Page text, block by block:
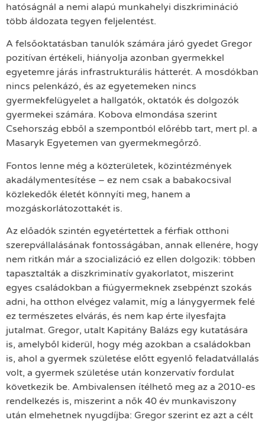
hatóságnál a nemi alapú munkahelyi diszkrimináció
több áldozata tegyen feljelentést.
A felsőoktatásban tanulók számára járó gyedet Gregor
pozitívan értékeli, hiányolja azonban gyermekkel
egyetemre járás infrastrukturális hátterét. A mosdókban
nincs pelenkázó, és az egyetemeken nincs
gyermekfelügyelet a hallgatók, oktatók és dolgozók
gyermekei számára. Kobova elmondása szerint
Csehország ebből a szempontból előrébb tart, mert pl. a
Masaryk Egyetemen van gyermekmegőrző.
Fontos lenne még a közterületek, közintézmények
akadálymentesítése – ez nem csak a babakocsival
közlekedők életét könnyíti meg, hanem a
mozgáskorlátozottakét is.
Az előadók szintén egyetértettek a férfiak otthoni
szerepvállalásának fontosságában, annak ellenére, hogy
nem ritkán már a szocializáció ez ellen dolgozik: többen
tapasztalták a diszkriminatív gyakorlatot, miszerint
egyes családokban a fiúgyermeknek zsebpénzt szokás
adni, ha otthon elvégez valamit, míg a lánygyermek felé
ez természetes elvárás, és nem kap érte ilyesfajta
jutalmat. Gregor, utalt Kapitány Balázs egy kutatására
is, amelyből kiderül, hogy még azokban a családokban
is, ahol a gyermek születése előtt egyenlő feladatvállalás
volt, a gyermek születése után konzervatív fordulat
következik be. Ambivalensen ítélhető meg az a 2010-es
rendelkezés is, miszerint a nők 40 év munkaviszony
után elmehetnek nyugdíjba: Gregor szerint ez azt a célt